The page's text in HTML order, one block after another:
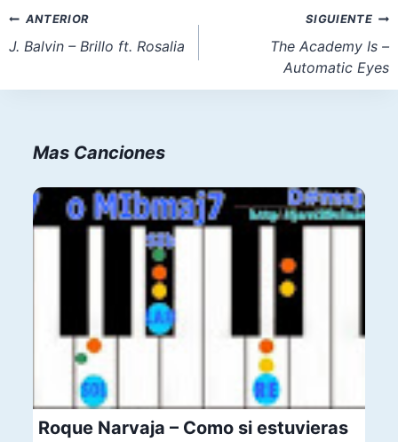
entrada:
Navegación
de
ANTERIOR
J. Balvin – Brillo ft. Rosalia
SIGUIENTE
The Academy Is –
Automatic Eyes
Mas Canciones
Roque Narvaja – Como si estuvieras